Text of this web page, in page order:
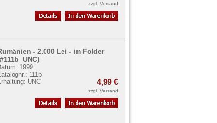
zzgl. Versand
- 2.000 Lei - im Folder
1999
111b
UNC
4,99 €
zzgl. Versand